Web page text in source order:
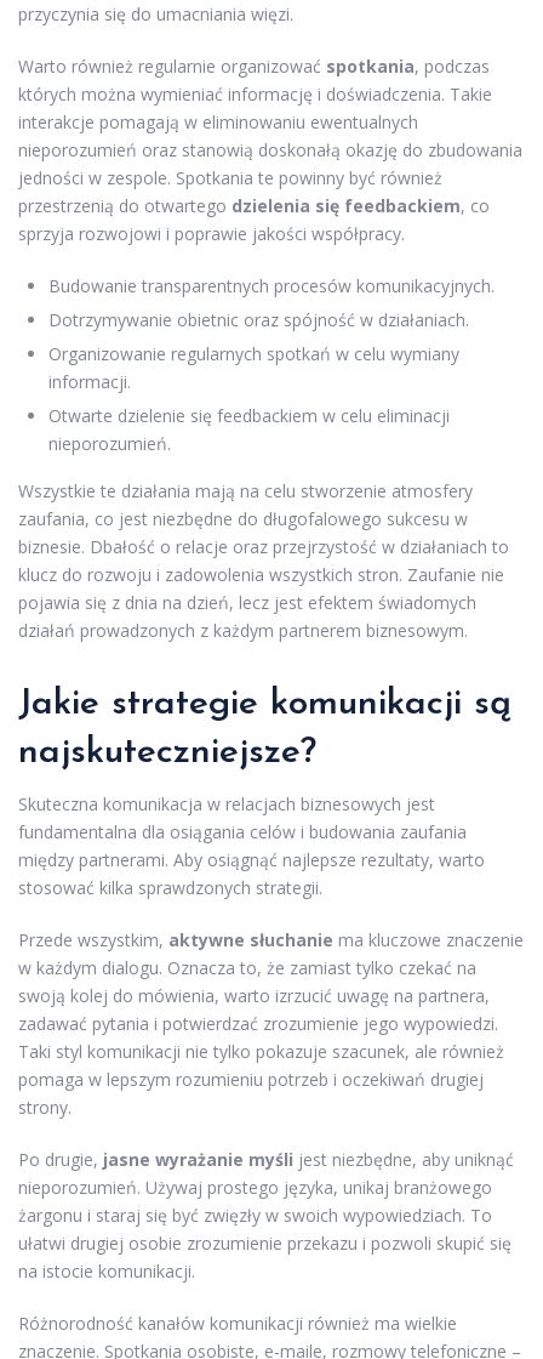
przyczynia się do umacniania więzi.
Warto również regularnie organizować spotkania, podczas
których można wymieniać informację i doświadczenia. Takie
interakcje pomagają w eliminowaniu ewentualnych
nieporozumień oraz stanowią doskonałą okazję do zbudowania
jedności w zespole. Spotkania te powinny być również
przestrzenią do otwartego dzielenia się feedbackiem, co
sprzyja rozwojowi i poprawie jakości współpracy.
Budowanie transparentnych procesów komunikacyjnych.
Dotrzymywanie obietnic oraz spójność w działaniach.
Organizowanie regularnych spotkań w celu wymiany
informacji.
Otwarte dzielenie się feedbackiem w celu eliminacji
nieporozumień.
Wszystkie te działania mają na celu stworzenie atmosfery
zaufania, co jest niezbędne do długofalowego sukcesu w
biznesie. Dbałość o relacje oraz przejrzystość w działaniach to
klucz do rozwoju i zadowolenia wszystkich stron. Zaufanie nie
pojawia się z dnia na dzień, lecz jest efektem świadomych
działań prowadzonych z każdym partnerem biznesowym.
Jakie strategie komunikacji są
najskuteczniejsze?
Skuteczna komunikacja w relacjach biznesowych jest
fundamentalna dla osiągania celów i budowania zaufania
między partnerami. Aby osiągnąć najlepsze rezultaty, warto
stosować kilka sprawdzonych strategii.
Przede wszystkim, aktywne słuchanie ma kluczowe znaczenie
w każdym dialogu. Oznacza to, że zamiast tylko czekać na
swoją kolej do mówienia, warto izrzucić uwagę na partnera,
zadawać pytania i potwierdzać zrozumienie jego wypowiedzi.
Taki styl komunikacji nie tylko pokazuje szacunek, ale również
pomaga w lepszym rozumieniu potrzeb i oczekiwań drugiej
strony.
Po drugie, jasne wyrażanie myśli jest niezbędne, aby uniknąć
nieporozumień. Używaj prostego języka, unikaj branżowego
żargonu i staraj się być zwięzły w swoich wypowiedziach. To
ułatwi drugiej osobie zrozumienie przekazu i pozwoli skupić się
na istocie komunikacji.
Różnorodność kanałów komunikacji również ma wielkie
znaczenie. Spotkania osobiste, e-maile, rozmowy telefoniczne –